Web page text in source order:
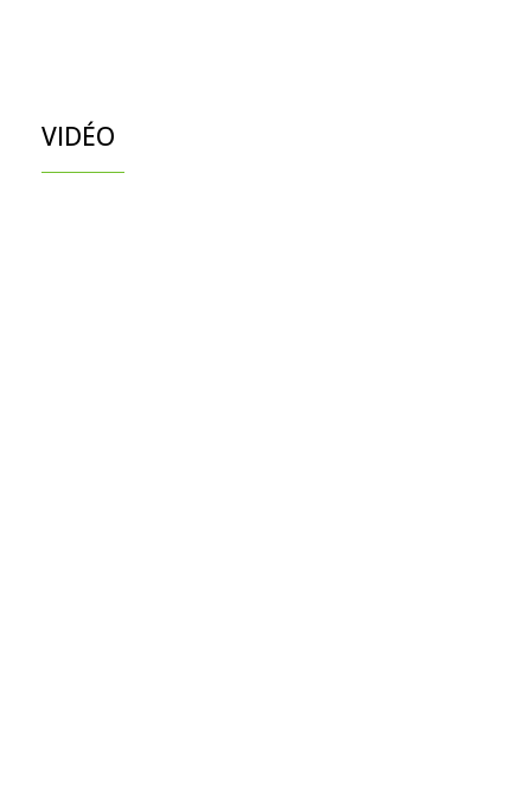
VIDÉO